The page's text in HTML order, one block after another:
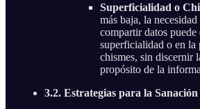
Superficialidad o
más baja, la
compartir datos puede
superficialidad o en la
chismes, sin discernir
propósito de la
3.2. Estrategias para la